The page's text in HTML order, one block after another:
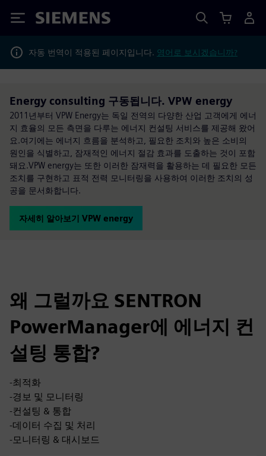
Siemens
자동 번역이 적용된 페이지입니다. 영어로 보시겠습니까?
Energy consulting 구동됩니다. VPW energy
2011년부터 VPW Energy는 독일 전역의 다양한 산업 고객에게 에너
지 효율의 모든 측면을 다루는 에너지 컨설팅 서비스를 제공해 왔어
요.여기에는 에너지 흐름을 분석하고, 필요한 조치와 높은 소비의
원인을 식별하고, 잠재적인 에너지 절감 효과를 도출하는 것이 포함
돼요.VPW energy는 또한 이러한 잠재력을 활용하는 데 필요한 모든
조치를 구현하고 표적 전력 모니터링을 사용하여 이러한 조치의 성
공을 문서화합니다.
자세히 알아보기 VPW energy
왜 그럴까요 SENTRON
PowerManager에 에너지 컨
설팅 통합?
-최적화
-경보 및 모니터링
-컨설팅 & 통합
-데이터 수집 및 처리
-모니터링 & 대시보드